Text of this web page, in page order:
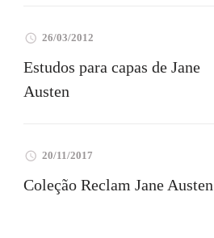
26/03/2012
Estudos para capas de Jane
Austen
20/11/2017
Coleção Reclam Jane Austen